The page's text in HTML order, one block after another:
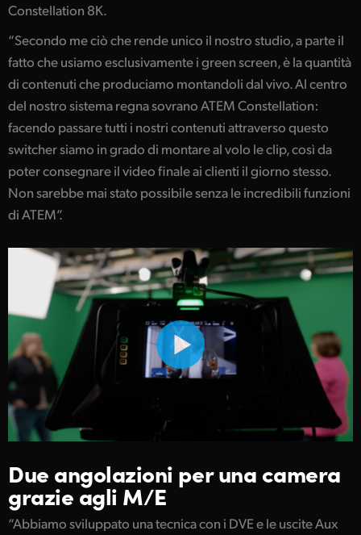
Chinese Taipei
UAE
Ukraine
United Kingdom
United States
Constellation 8K.
“Secondo me ciò che rende unico il nostro studio, a parte il
fatto che usiamo esclusivamente i green screen, è la quantità
di contenuti che produciamo montandoli dal vivo. Al centro
del nostro sistema regna sovrano ATEM Constellation:
facendo passare tutti i nostri contenuti attraverso questo
switcher siamo in grado di montare al volo le clip, così da
poter consegnare il video finale ai clienti il giorno stesso.
Non sarebbe mai stato possibile senza le incredibili funzioni
di ATEM”.
Due angolazioni per una camera
grazie agli M/E
“Abbiamo sviluppato una tecnica con i DVE e le uscite Aux